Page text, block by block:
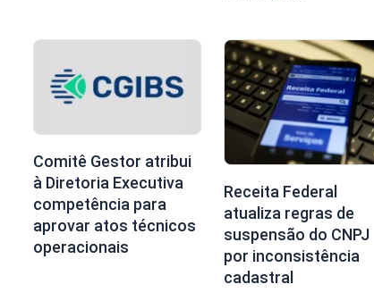
Comitê Gestor atribui
à Diretoria Executiva
competência para
aprovar atos técnicos
operacionais
Receita Federal
atualiza regras de
suspensão do CNPJ
por inconsistência
cadastral